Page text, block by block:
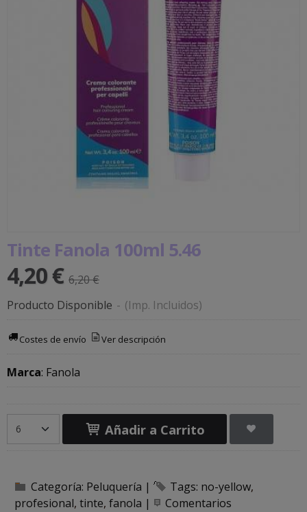
Tinte Fanola 100ml 5.46
4,20 € 6,20 €
Producto Disponible - (Imp. Incluidos)
Costes de envío Ver descripción
Marca: Fanola
Añadir a Carrito
Categoría: Peluquería | Tags: no-yellow
profesional tinte fanola | Comentarios